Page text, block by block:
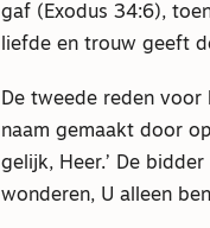
gaf (Exodus 34:6),
liefde en trouw geeft
De tweede reden
naam gemaakt door
gelijk, Heer.’ De
wonderen, U alleen